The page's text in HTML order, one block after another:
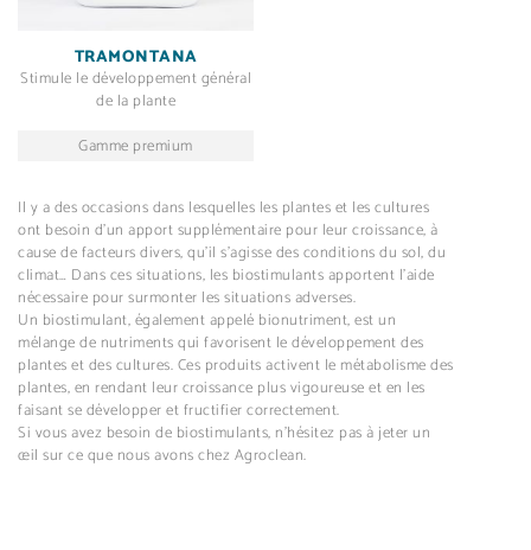
Il y a des occasions dans lesquelles les plantes et les cultures
ont besoin d’un apport supplémentaire pour leur croissance, à
cause de facteurs divers, qu’il s’agisse des conditions du sol, du
climat… Dans ces situations, les biostimulants apportent l’aide
nécessaire pour surmonter les situations adverses.
Un biostimulant, également appelé bionutriment, est un
mélange de nutriments qui favorisent le développement des
plantes et des cultures. Ces produits activent le métabolisme des
plantes, en rendant leur croissance plus vigoureuse et en les
faisant se développer et fructifier correctement.
Si vous avez besoin de biostimulants, n’hésitez pas à jeter un
œil sur ce que nous avons chez Agroclean.
TRAMONTANA
Stimule le développement général
de la plante
Gamme premium